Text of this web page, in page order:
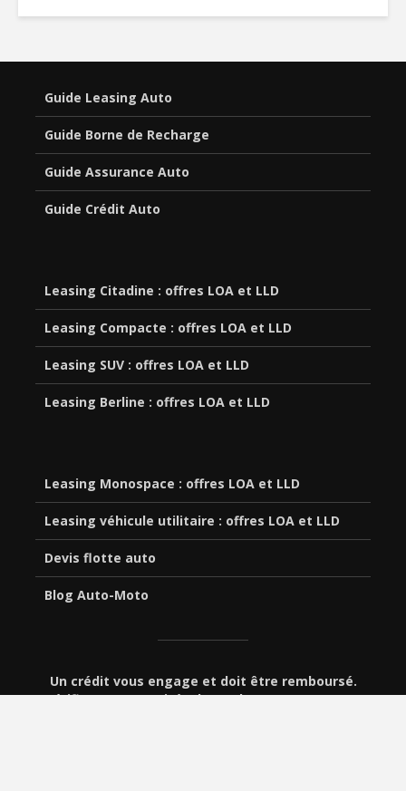
Guide Leasing Auto
Guide Borne de Recharge
Guide Assurance Auto
Guide Crédit Auto
Leasing Citadine : offres LOA et LLD
Leasing Compacte : offres LOA et LLD
Leasing SUV : offres LOA et LLD
Leasing Berline : offres LOA et LLD
Leasing Monospace : offres LOA et LLD
Leasing véhicule utilitaire : offres LOA et LLD
Devis flotte auto
Blog Auto-Moto
Un crédit vous engage et doit être remboursé.
Vérifiez vos capacités de remboursement avant